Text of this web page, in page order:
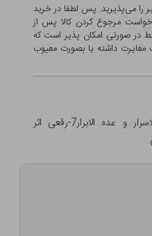
را می‌پذیرید. پس لطفا در خرید
مرجوع کردن کالا پس از
در صورتی امکان پذیر است که
داشته یا بصورت معيوب
کتاب ترجمه تفسیر قرآن- کشف الاسرار و عده الابرار7-رقعی اثر